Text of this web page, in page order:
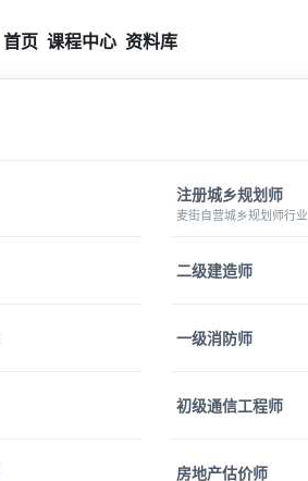
注册城乡规划师
麦街自营城乡规划师行业
二级建造师
一级消防师
初级通信工程师
房地产估价师
首页 课程中心 资料库
专注错题练习